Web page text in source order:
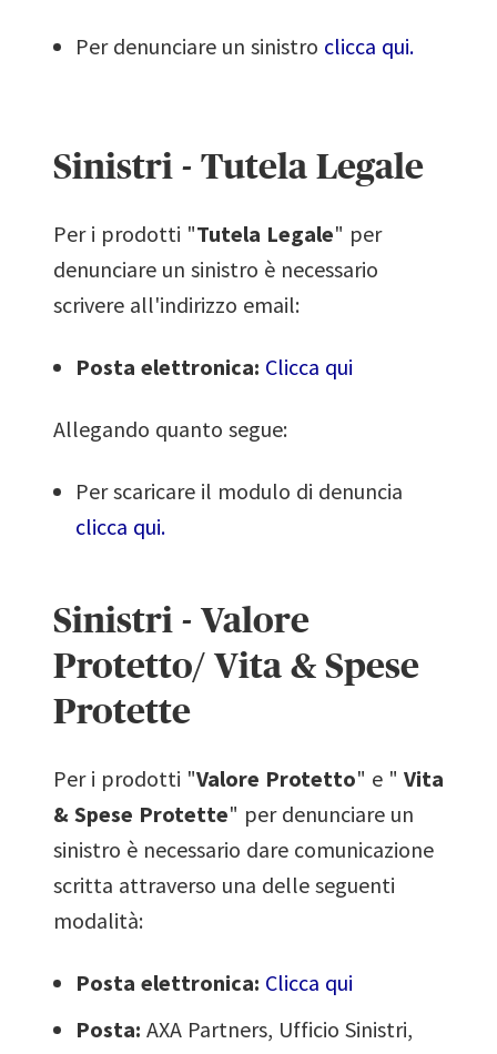
Per denunciare un sinistro clicca qui.
Sinistri - Tutela Legale
Per i prodotti "Tutela Legale" per
denunciare un sinistro è necessario
scrivere all'indirizzo email:
Posta elettronica: Clicca qui
Allegando quanto segue:
Per scaricare il modulo di denuncia
clicca qui.
Sinistri - Valore
Protetto/ Vita & Spese
Protette
Per i prodotti "Valore Protetto" e " Vita
& Spese Protette" per denunciare un
sinistro è necessario dare comunicazione
scritta attraverso una delle seguenti
modalità:
Posta elettronica: Clicca qui
Posta: AXA Partners, Ufficio Sinistri,